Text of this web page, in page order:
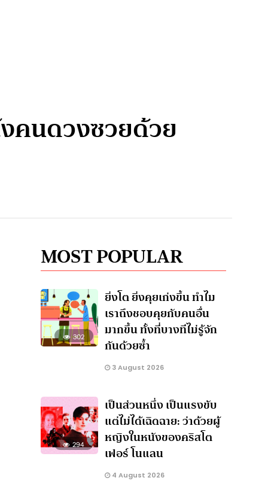
งคนดวงซวยด้วย
MOST POPULAR
302
ยิ่งโต ยิ่งคุยเก่งขึ้น ทำไม
เราถึงชอบคุยกับคนอื่น
มากขึ้น ทั้งที่บางทีไม่รู้จัก
กันด้วยซ้ำ
3 August 2026
294
เป็นส่วนหนึ่ง เป็นแรงขับ
แต่ไม่ได้เฉิดฉาย: ว่าด้วยผู้
หญิงในหนังของคริสโต
เฟอร์ โนแลน
4 August 2026